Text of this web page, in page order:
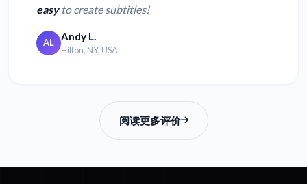
easyto create subtitles!
AL Andy L.
Hilton, NY, USA
阅读更多评价